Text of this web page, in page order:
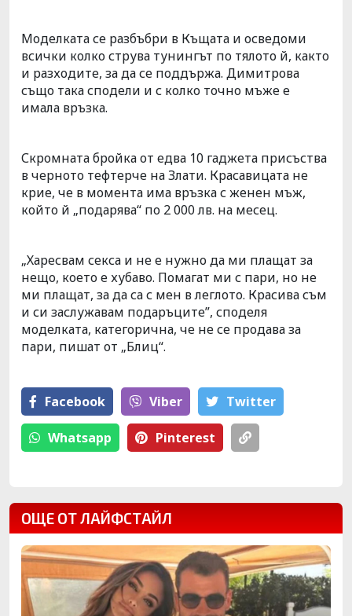
Моделката се разбъбри в Къщата и осведоми
всички колко струва тунингът по тялото й, както
и разходите, за да се поддържа. Димитрова
също така сподели и с колко точно мъже е
имала връзка.
Скромната бройка от едва 10 гаджета присъства
в черното тефтерче на Злати. Красавицата не
крие, че в момента има връзка с женен мъж,
който й „подарява“ по 2 000 лв. на месец.
„Харесвам секса и не е нужно да ми плащат за
нещо, което е хубаво. Помагат ми с пари, но не
ми плащат, за да са с мен в леглото. Красива съм
и си заслужавам подаръците”, споделя
моделката, категорична, че не се продава за
пари, пишат от „Блиц“.
Facebook Viber Тwitter
Whatsapp Pinterest
ОЩЕ ОТ ЛАЙФСТАЙЛ